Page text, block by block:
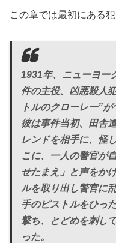
この章では最初にある
1931年、ニューヨー
件の主役、凶悪殺人
トルのクローレー”が
彼は事件当初、田舎
レンドを相手に、怪
こに、一人の警官が
せたまえ」と声をか
ルを取り出し警官に
手のピストルをひっ
撃ち、とどめを刺し
った。